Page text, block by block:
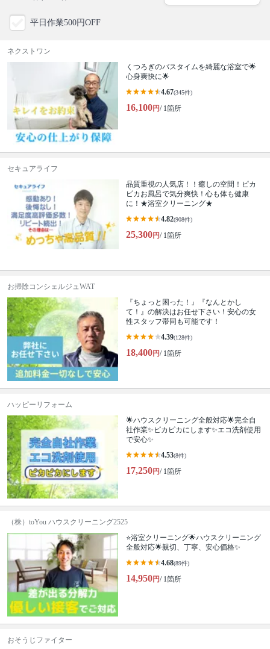
平日作業500円OFF
ネクストワン
くつろぎのバスタイムを綺麗な浴室で🌟
心身爽快に🌟
4.67(345件)
16,100円/ 1箇所
セキュアライフ
品質重視の人気店！！癒しの空間！ピカ
ピカお風呂で気分爽快！心も体も健康
に！★浴室クリーニング★
4.82(908件)
25,300円/ 1箇所
お掃除コンシェルジュWAT
『ちょっと困った！』『なんとかし
て！』の解決はお任せ下さい！安心の女
性スタッフ帯同も可能です！
4.39(128件)
18,400円/ 1箇所
ハッピーリフォーム
🌟ハウスクリーニング全般対応🌟完全自
社作業✨️ピカピカにします✨️エコ洗剤使用
で安心✨
4.53(8件)
17,250円/ 1箇所
（株）toYou ハウスクリーニング2525
⭐️浴室クリーニング🌟ハウスクリーニング
全般対応🌟親切、丁寧、安心価格✨
4.68(89件)
14,950円/ 1箇所
おそうじファイター